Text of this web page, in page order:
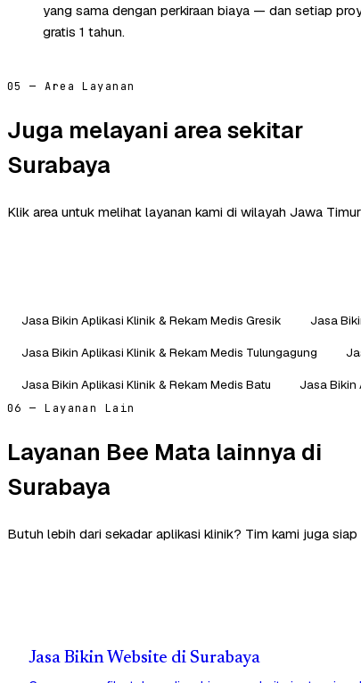
yang sama dengan perkiraan biaya — dan setiap
gratis 1 tahun.
05 — Area Layanan
Juga melayani area sekitar
Surabaya
Klik area untuk melihat layanan kami di wilayah Jawa
Jasa Bikin Aplikasi Klinik & Rekam Medis Gresik Jasa
Jasa Bikin Aplikasi Klinik & Rekam Medis Tulungagung
Jasa Bikin Aplikasi Klinik & Rekam Medis Batu
Jasa Bikin
06 — Layanan Lain
Layanan Bee Mata lainnya di
Surabaya
Butuh lebih dari sekadar aplikasi klinik? Tim kami juga
Jasa Bikin Website di Surabaya